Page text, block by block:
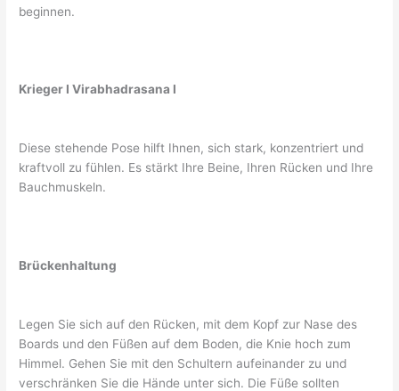
beginnen.
Krieger I Virabhadrasana I
Diese stehende Pose hilft Ihnen, sich stark, konzentriert und
kraftvoll zu fühlen. Es stärkt Ihre Beine, Ihren Rücken und Ihre
Bauchmuskeln.
Brückenhaltung
Legen Sie sich auf den Rücken, mit dem Kopf zur Nase des
Boards und den Füßen auf dem Boden, die Knie hoch zum
Himmel. Gehen Sie mit den Schultern aufeinander zu und
verschränken Sie die Hände unter sich. Die Füße sollten